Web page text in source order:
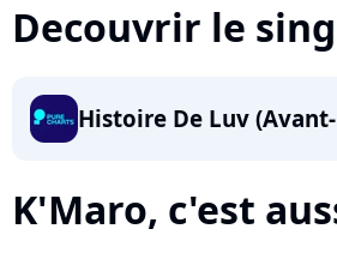
Decouvrir le
Histoire De Luv
K'Maro, c'est